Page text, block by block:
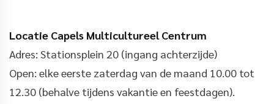
Locatie Capels Multicultureel Centrum
Adres: Stationsplein 20 (ingang achterzijde)
Open: elke eerste zaterdag van de maand 10.00 tot
12.30 (behalve tijdens vakantie en feestdagen).